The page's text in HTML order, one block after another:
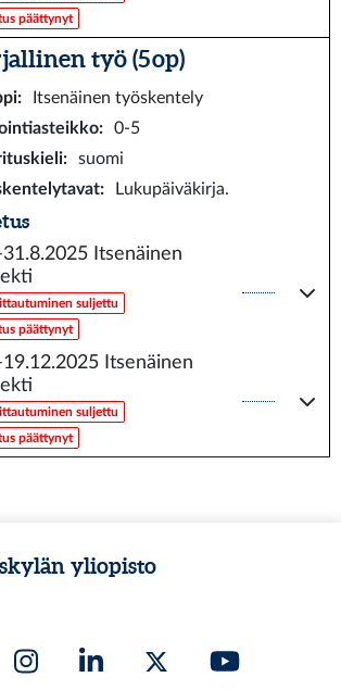
päättynyt
työ (5 op)
:
Itsenäinen työskentely
:
0-5
:
suomi
: Lukupäiväkirja.
Itsenäinen
suljettu
päättynyt
Itsenäinen
suljettu
päättynyt
yliopisto